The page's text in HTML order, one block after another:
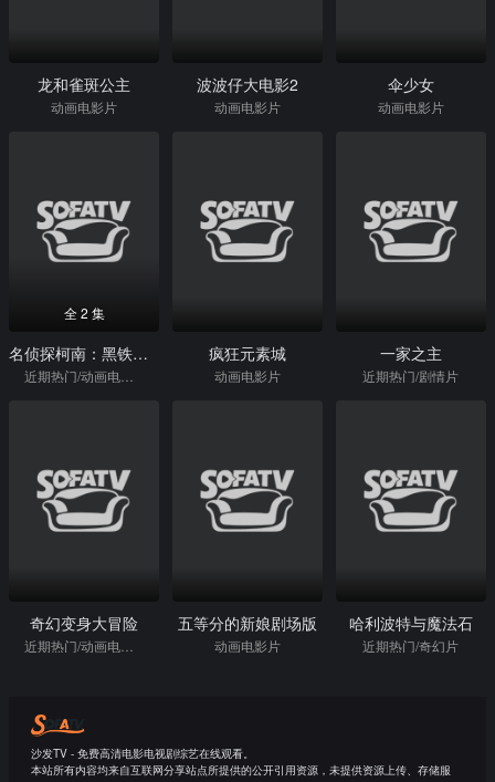
龙和雀斑公主
动画电影片
波波仔大电影2
动画电影片
伞少女
动画电影片
全 2 集
名侦探柯南：黑铁的鱼影
近期热门/动画电影片
疯狂元素城
动画电影片
一家之主
近期热门/剧情片
奇幻变身大冒险
近期热门/动画电影片
五等分的新娘剧场版
动画电影片
哈利波特与魔法石
近期热门/奇幻片
沙发TV - 免费高清电影电视剧综艺在线观看。
本站所有内容均来自互联网分享站点所提供的公开引用资源，未提供资源上传、存储服